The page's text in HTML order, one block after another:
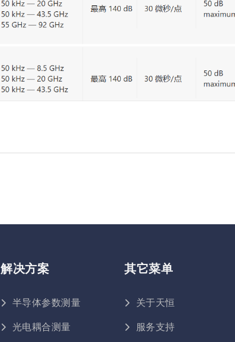
解决方案
半导体参数测量
光电耦合测量
其它菜单
关于天恒
服务支持